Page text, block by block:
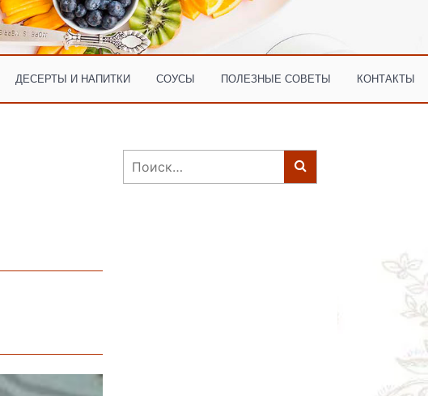
ДЕСЕРТЫ И НАПИТКИ СОУСЫ ПОЛЕЗНЫЕ СОВЕТЫ КОНТАКТЫ
Найти: